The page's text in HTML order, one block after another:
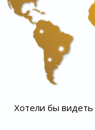
Хотели бы видеть